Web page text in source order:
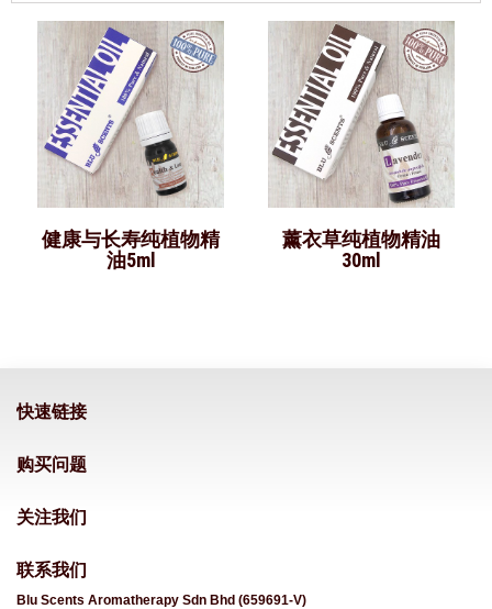
健康与长寿纯植物精
油5ml
薰衣草纯植物精油
30ml
快速链接
购买问题
关注我们
联系我们
Blu Scents Aromatherapy Sdn Bhd (659691-V)